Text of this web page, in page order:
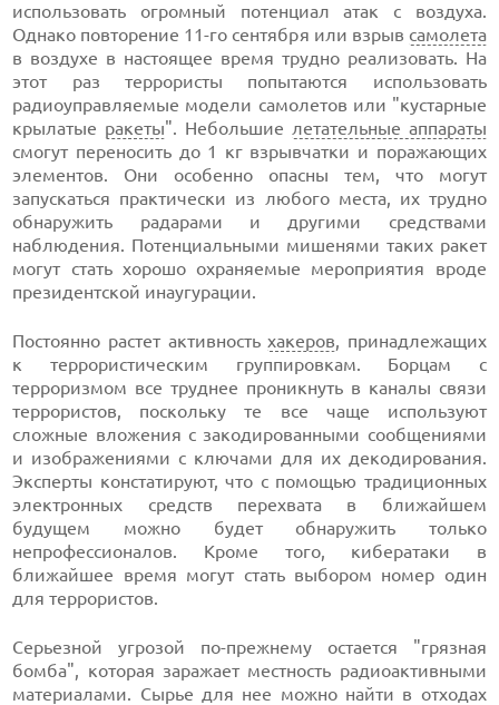
использовать огромный потенциал атак с воздуха.
Однако повторение 11-го сентября или взрыв самолета
в воздухе в настоящее время трудно реализовать. На
этот раз террористы попытаются использовать
радиоуправляемые модели самолетов или "кустарные
крылатые ракеты". Небольшие летательные аппараты
смогут переносить до 1 кг взрывчатки и поражающих
элементов. Они особенно опасны тем, что могут
запускаться практически из любого места, их трудно
обнаружить радарами и другими средствами
наблюдения. Потенциальными мишенями таких ракет
могут стать хорошо охраняемые мероприятия вроде
президентской инаугурации.
Постоянно растет активностьхакеров, принадлежащих
к террористическим группировкам. Борцам с
терроризмом все труднее проникнуть в каналы связи
террористов, поскольку те все чаще используют
сложные вложения с закодированными сообщениями
и изображениями с ключами для их декодирования.
Эксперты констатируют, что с помощью традиционных
электронных средств перехвата в ближайшем
будущем можно будет обнаружить только
непрофессионалов. Кроме того, кибератаки в
ближайшее время могут стать выбором номер один
для террористов.
Серьезной угрозой по-прежнему остается "грязная
бомба", которая заражает местность радиоактивными
материалами. Сырье для нее можно найти в отходах